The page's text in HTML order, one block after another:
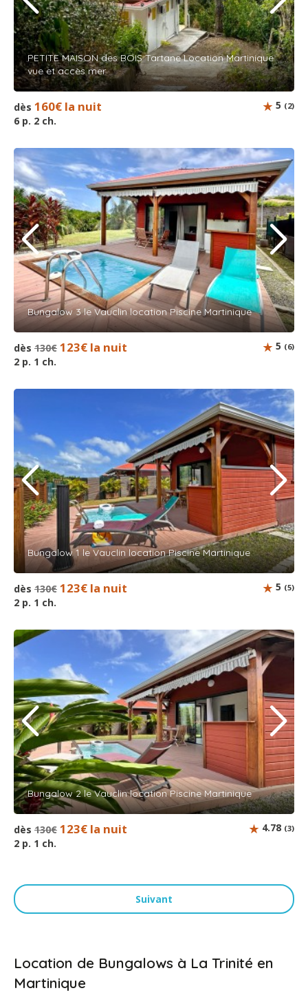
PETITE MAISON des BOIS Tartane Location Martinique
vue et accès mer
dès 160€ la nuit
6 p. 2 ch.
5 (2)
Bungalow 3 le Vauclin location Piscine Martinique
dès 130€ 123€ la nuit
2 p. 1 ch.
5 (6)
Bungalow 1 le Vauclin location Piscine Martinique
dès 130€ 123€ la nuit
2 p. 1 ch.
5 (5)
Bungalow 2 le Vauclin location Piscine Martinique
dès 130€ 123€ la nuit
2 p. 1 ch.
4.78 (3)
Suivant
Location de Bungalows à La Trinité en
Martinique